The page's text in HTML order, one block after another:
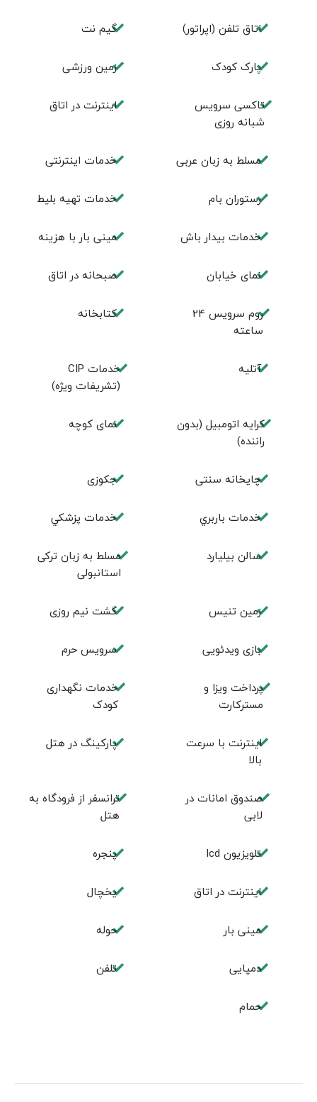
اتاق تلفن (اپراتور) گیم نت
پارک کودک زمین ورزشی
تاکسی سرویس
شبانه روزی
اينترنت در اتاق
مسلط به زبان عربی خدمات اینترنتی
رستوران بام خدمات تهيه بليط
خدمات بیدار باش مینی بار با هزینه
نمای خیابان صبحانه در اتاق
روم سرويس 24
ساعته
كتابخانه
آتلیه
خدمات CIP
(تشریفات ویژه)
کرایه اتومبیل (بدون
راننده)
نمای کوچه
چايخانه سنتی جكوزی
خدمات باربري خدمات پزشكي
سالن بيليارد
مسلط به زبان ترکی
استانبولی
زمين تنيس گشت نیم روزی
بازی ویدئویی سرویس حرم
پرداخت ویزا و
مسترکارت
خدمات نگهداری
کودک
اینترنت با سرعت
بالا
پارکینگ در هتل
صندوق امانات در
لابی
ترانسفر از فرودگاه به
هتل
تلویزیون lcd پنجره
اینترنت در اتاق یخچال
مینی بار حوله
دمپایی تلفن
حمام